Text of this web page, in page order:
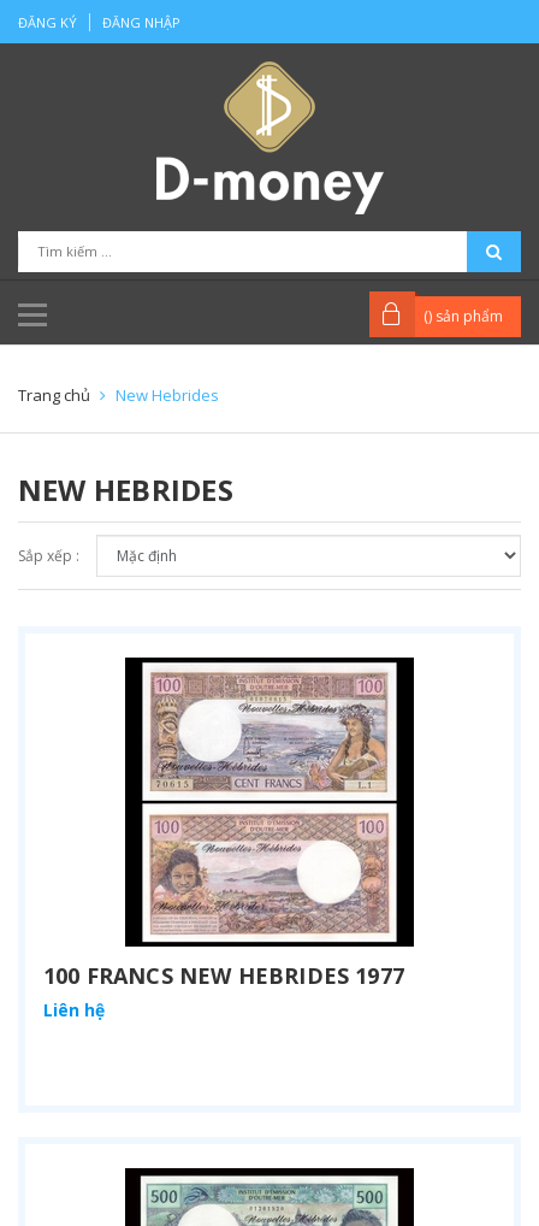
ĐĂNG KÝ ĐĂNG NHẬP
() sản phẩm
Trang chủ New Hebrides
NEW HEBRIDES
Sắp xếp :
100 FRANCS NEW HEBRIDES 1977
Liên hệ